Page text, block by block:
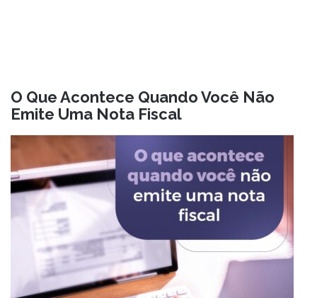
O Que Acontece Quando Você Não
Emite Uma Nota Fiscal